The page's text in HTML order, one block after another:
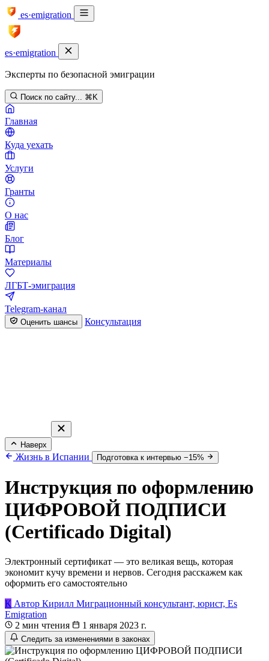
es·emigration
es·emigration
Эксперты по безопасной эмиграции
Поиск по сайту... ⌘K
Главная
Куда уехать
Услуги
Гранты
О нас
Блог
Материалы
ЛГБТ-эмиграция
Telegram-канал
Оценить шансы Консультация
Наверх
Жизнь в Испании Подготовка к интервью −15%
Инструкция по оформлению
ЦИФРОВОЙ ПОДПИСИ
(Certificado Digital)
Электронный сертификат — это великая вещь, которая
экономит кучу времени и нервов. Сегодня расскажем как
оформить его самостоятельно
К Автор Кирилл Миграционный консультант, юрист, Es
Emigration
2 мин чтения
1 января 2023 г.
Следить за изменениями в законах